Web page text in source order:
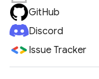
GitHub
Discord
Issue Tracker